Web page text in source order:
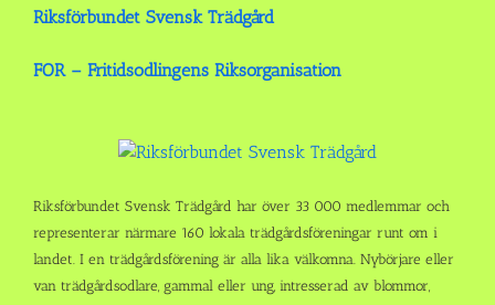
Riksförbundet Svensk Trädgård
FOR – Fritidsodlingens Riksorganisation
Riksförbundet Svensk Trädgård har över 33 000 medlemmar och
representerar närmare 160 lokala trädgårdsföreningar runt om i
landet. I en trädgårdsförening är alla lika välkomna. Nybörjare eller
van trädgårdsodlare, gammal eller ung, intresserad av blommor,